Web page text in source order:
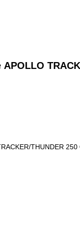
THUNDER